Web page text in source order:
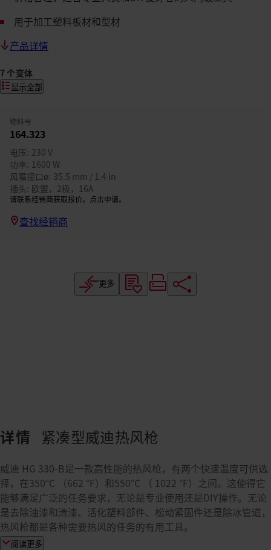
用于加工塑料板材和型材
产品详情
7 个变体
显示全部
物料号
164.323
电压 230 V
功率 1600 W
风嘴接口ø 35.5 mm / 1.4 in
插头 欧盟，2极，16A
请联系经销商获取报价。点击申请。
查找经销商
更多
详情 紧凑型威迪热风枪
威迪 HG 330-B是一款高性能的热风枪，有两个快速温度可供选
择，在350°C （662 °F）和550°C （ 1022 °F）之间。这使得它
能够满足广泛的任务要求，无论是专业使用还是DIY操作。无论
是去除油漆和清漆、活化塑料部件、松动紧固件还是除冰管道，
热风枪都是各种需要热风的任务的有用工具。
阅读更多